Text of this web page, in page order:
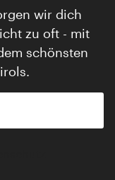
wir dich
zu oft - mit
schönsten